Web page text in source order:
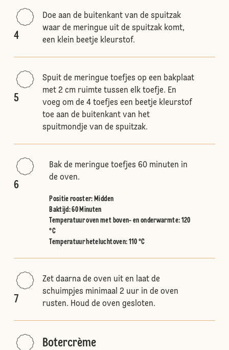
4
Doe aan de buitenkant van de spuitzak
waar de meringue uit de spuitzak komt,
een klein beetje kleurstof.
5
Spuit de meringue toefjes op een bakplaat
met 2 cm ruimte tussen elk toefje. En
voeg om de 4 toefjes een beetje kleurstof
toe aan de buitenkant van het
spuitmondje van de spuitzak.
6
Bak de meringue toefjes 60 minuten in
de oven.
Positie rooster: Midden
Baktijd: 60 Minuten
Temperatuur oven met boven- en onderwarmte: 120
°C
Temperatuur heteluchtoven: 110 °C
7
Zet daarna de oven uit en laat de
schuimpjes minimaal 2 uur in de oven
rusten. Houd de oven gesloten.
Botercrème